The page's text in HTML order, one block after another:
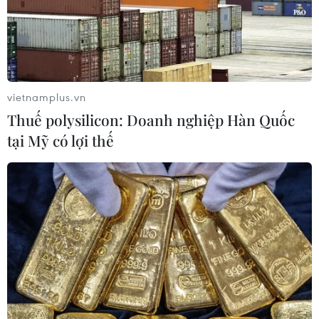
Các nhà tạo mẫu trẻ Việt Nam theo
đuổi dòng chảy bền vững cùng di
sản
08/06/2026 05:32
Áo dài tỏa sáng tại đêm hội đậm sắc
màu văn hóa Việt tại châu Âu
07/06/2026 04:26
Cơ hội cho người mẫu Việt sải bước
trên sàn diễn Milan Fashion Week
04/06/2026 02:56
Lộ diện các NTK quốc tế tham gia
vietnamplus.vn
Thuế polysilicon: Doanh nghiệp Hàn Quốc
tại Mỹ có lợi thế